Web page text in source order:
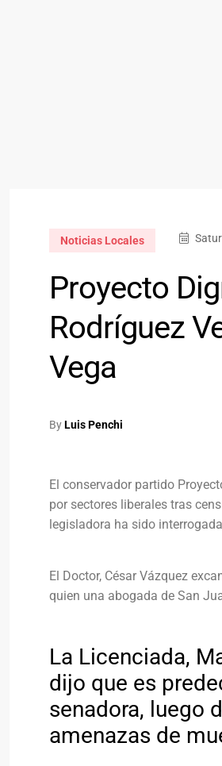
Noticias Locales
Proyecto
Rodríguez
Vega
ByLuis Penchi
El conservador partido
por sectores liberales tras
legisladora ha sido
El Doctor, César Vázquez
quien una abogada de San
La Licenciada,
dijo que es
senadora, luego
amenazas de